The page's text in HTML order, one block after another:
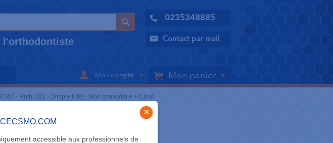
l'orthodontiste
0235348885
Contact par mail
Mon compte Mon panier
accessible aux professionnels de
×
47 - Roth .022 - Simple tube - Non convertible + Cleat
KIT 2ÈME MOLAIRE